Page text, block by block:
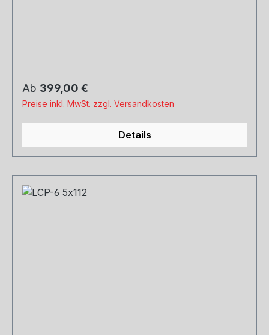
Regulärer Preis:
Ab 399,00 €
Preise inkl. MwSt. zzgl. Versandkosten
Details